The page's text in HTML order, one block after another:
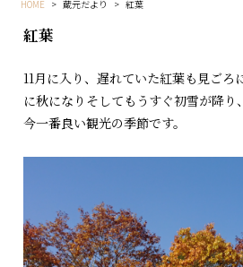
HOME > 蔵元だより > 紅葉
紅葉
11月に入り、遅れていた紅葉も見ごろ
に秋になりそしてもうすぐ初雪が降り
今一番良い観光の季節です。